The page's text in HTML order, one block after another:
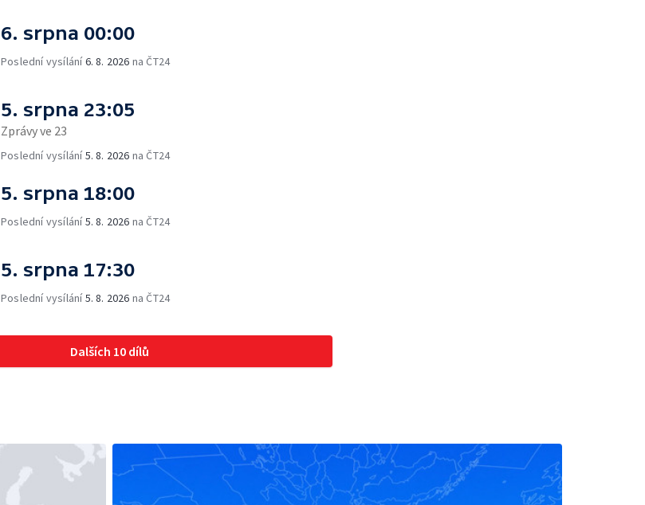
6. srpna 00:00
Poslední vysílání6. 8. 2026 na ČT24
5. srpna 23:05
Zprávy ve 23
Poslední vysílání5. 8. 2026 na ČT24
5. srpna 18:00
Poslední vysílání5. 8. 2026 na ČT24
5. srpna 17:30
Poslední vysílání5. 8. 2026 na ČT24
Dalších 10 dílů